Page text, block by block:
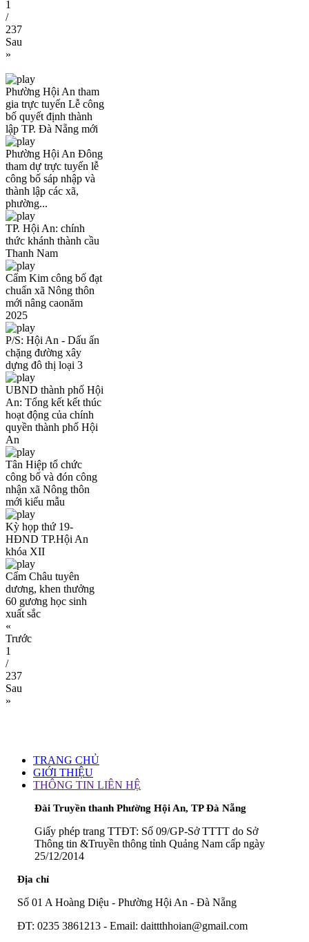
1
/
237
Sau
»
Phường Hội An tham
gia trực tuyến Lễ công
bố quyết định thành
lập TP. Đà Nẵng mới
Phường Hội An Đông
tham dự trực tuyến lễ
công bố sáp nhập và
thành lập các xã,
phường...
TP. Hội An: chính
thức khánh thành cầu
Thanh Nam
Cẩm Kim công bố đạt
chuẩn xã Nông thôn
mới nâng caonăm
2025
P/S: Hội An - Dấu ấn
chặng đường xây
dựng đô thị loại 3
UBND thành phố Hội
An: Tổng kết kết thúc
hoạt động của chính
quyền thành phố Hội
An
Tân Hiệp tổ chức
công bố và đón công
nhận xã Nông thôn
mới kiểu mẫu
Kỳ họp thứ 19-
HĐND TP.Hội An
khóa XII
Cẩm Châu tuyên
dương, khen thưởng
60 gương học sinh
xuất sắc
«
Trước
1
/
237
Sau
»
TRANG CHỦ
GIỚI THIỆU
THÔNG TIN LIÊN HỆ
Đài Truyền thanh Phường Hội An, TP Đà Nẵng
Giấy phép trang TTĐT: Số 09/GP-Sở TTTT do Sở
Thông tin &Truyền thông tỉnh Quảng Nam cấp ngày
25/12/2014
Địa chỉ
Số 01 A Hoàng Diệu - Phường Hội An - Đà Nẵng
ĐT: 0235 3861213 - Email: daittthhoian@gmail.com